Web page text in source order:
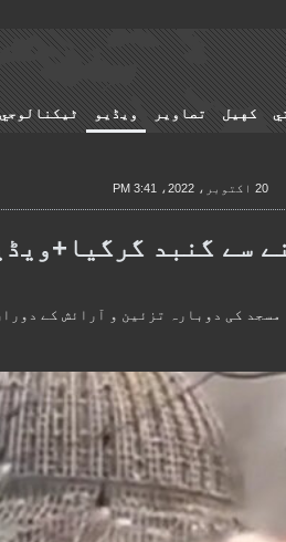
کهيل تصاوير ویڈیو ٹيكنالوجي
20 اکتوبر، 2022، 3:41 PM
سے گنبد
کی دوبارہ تزئین و آرائش کے